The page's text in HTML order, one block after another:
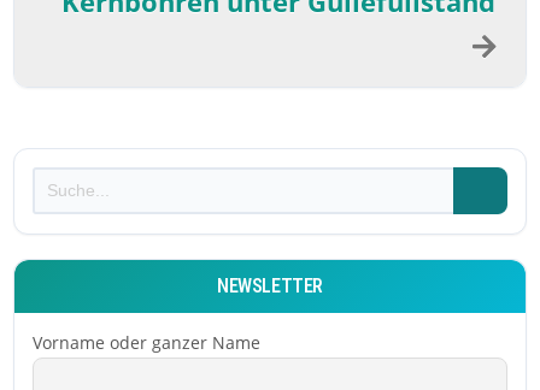
NEWSLETTER
Vorname oder ganzer Name